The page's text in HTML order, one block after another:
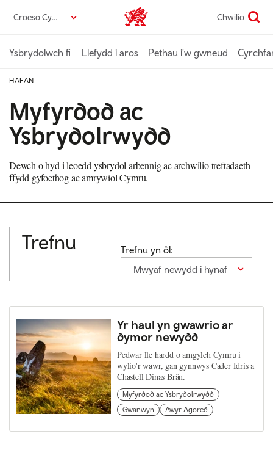
gynnwys
Croeso Cymru Croeso Cymru home Chwilio
Ysbrydolwch fi Llefydd i aros Pethau i'w gwneud
HAFAN
Myfyrdod ac
Ysbrydolrwydd
Dewch o hyd i leoedd ysbrydol arbennig ac archwilio treftadaeth
ffydd gyfoethog ac amrywiol Cymru.
Trefnu
Trefnu yn ôl:
Mwyaf newydd i hynaf
Yr haul yn gwawrio ar
dymor newydd
Pedwar lle hardd o amgylch Cymru i
wylio'r wawr, gan gynnwys Cader Idris a
Chastell Dinas Brân.
Myfyrdod ac Ysbrydolrwydd
Gwanwyn
Awyr Agored